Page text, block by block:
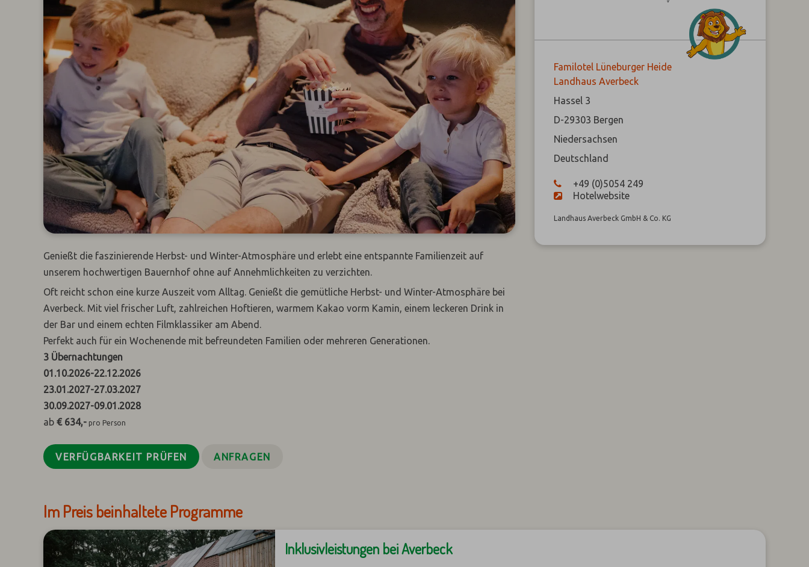
Genießt die faszinierende Herbst- und Winter-Atmosphäre und erlebt eine entspannte Familienzeit auf
unserem hochwertigen Bauernhof ohne auf Annehmlichkeiten zu verzichten.
Oft reicht schon eine kurze Auszeit vom Alltag. Genießt die gemütliche Herbst- und Winter-Atmosphäre bei
Averbeck. Mit viel frischer Luft, zahlreichen Hoftieren, warmem Kakao vorm Kamin, einem leckeren Drink in
der Bar und einem echten Filmklassiker am Abend.
Perfekt auch für ein Wochenende mit befreundeten Familien oder mehreren Generationen.
3 Übernachtungen
01.10.2026-22.12.2026
23.01.2027-27.03.2027
30.09.2027-09.01.2028
ab € 634,- pro Person
VERFÜGBARKEIT PRÜFEN ANFRAGEN
Familotel Lüneburger Heide
Landhaus Averbeck
Hassel 3
D-29303 Bergen
Niedersachsen
Deutschland
+49 (0)5054 249
Hotelwebsite
Landhaus Averbeck GmbH & Co. KG
Im Preis beinhaltete Programme
Inklusivleistungen bei Averbeck